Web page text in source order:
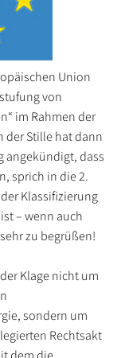
Union
von
im Rahmen der
der Stille hat dann
angekündigt, dass
sprich in die 2.
Klassifizierung
– wenn auch
zu begrüßen!
Klage nicht um
sondern um
Rechtsakt